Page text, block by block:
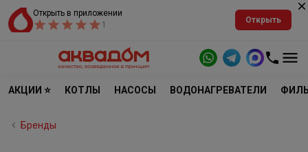
Открыть в приложении
1
Открыть
АКЦИИ ⭐ КОТЛЫ НАСОСЫ ВОДОНАГРЕВАТЕЛИ
Бренды